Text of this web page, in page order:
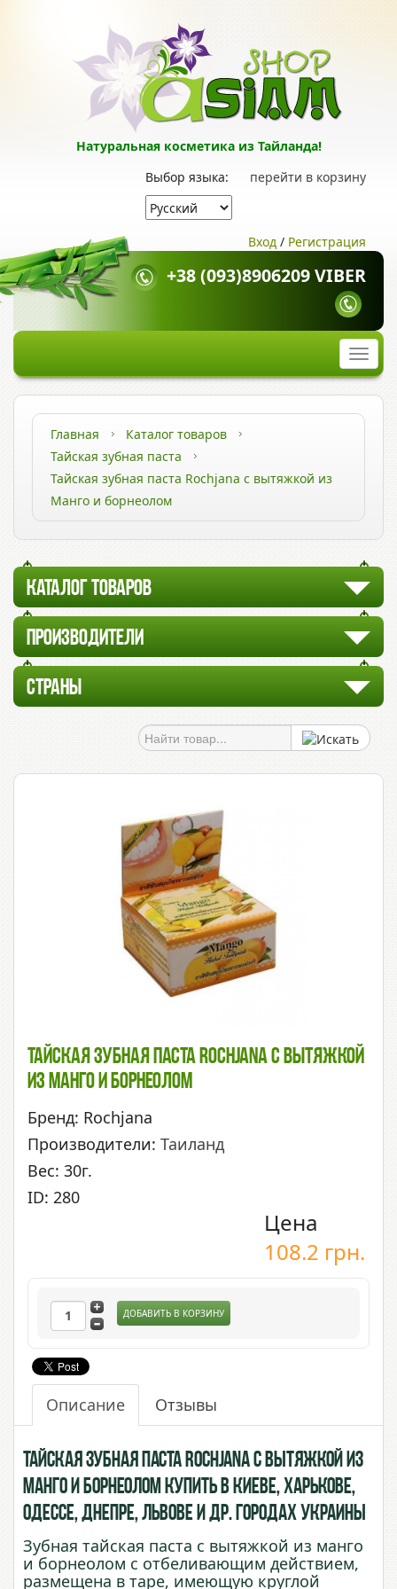
Натуральная косметика из Тайланда!
перейти в корзину
Выбор языка:
Вход / Регистрация
+38 (093)8906209 VIBER
Главная
Каталог товаров
Тайская зубная паста
Тайская зубная паста Rochjana с вытяжкой из
Манго и борнеолом
КАТАЛОГ ТОВАРОВ
ПРОИЗВОДИТЕЛИ
СТРАНЫ
Тайская Зубная Паста Rochjana С Вытяжкой
Из Манго И Борнеолом
Бренд: Rochjana
Производители: Таиланд
Вес: 30г.
ID: 280
Цена
108.2 грн.
ДОБАВИТЬ В КОРЗИНУ
Описание Отзывы
Тайская зубная паста Rochjana с вытяжкой из
Манго и борнеолом купить в Киеве, Харькове,
Одессе, Днепре, Львове и др. городах Украины
Зубная тайская паста с вытяжкой из манго
и борнеолом с отбеливающим действием,
размещена в таре, имеющую круглой